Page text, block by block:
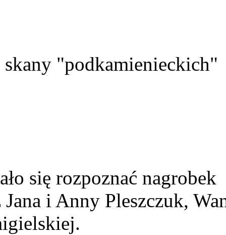
"podkamienieckich"
się rozpoznać nagrobek
i Anny Pleszczuk,